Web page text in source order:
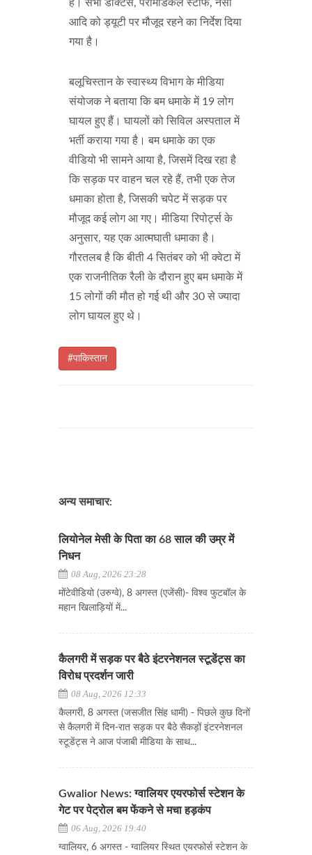
है। सभी डॉक्टर्स, पैरामेडिकल स्टाफ, नर्सों
आदि को ड्यूटी पर मौजूद रहने का निर्देश दिया
गया है।
बलूचिस्तान के स्वास्थ्य विभाग के मीडिया
संयोजक ने बताया कि बम धमाके में 19 लोग
घायल हुए हैं। घायलों को सिविल अस्पताल में
भर्ती कराया गया है। बम धमाके का एक
वीडियो भी सामने आया है, जिसमें दिख रहा है
कि सड़क पर वाहन चल रहे हैं, तभी एक तेज
धमाका होता है, जिसकी चपेट में सड़क पर
मौजूद कई लोग आ गए। मीडिया रिपोर्ट्स के
अनुसार, यह एक आत्मघाती धमाका है।
गौरतलब है कि बीती 4 सितंबर को भी क्वेटा में
एक राजनीतिक रैली के दौरान हुए बम धमाके में
15 लोगों की मौत हो गई थी और 30 से ज्यादा
लोग घायल हुए थे।
#पाकिस्तान
अन्य समाचार:
लियोनेल मेसी के पिता का 68 साल की उम्र में
निधन
08 Aug, 2026 23:28
​​​​​​​मोंटेवीडियो (उरुग्वे), 8 अगस्त (एजेंसी)- विश्व फुटबॉल के
महान खिलाड़ियों में...
कैलगरी में सड़क पर बैठे इंटरनेशनल स्टूडेंट्स का
विरोध प्रदर्शन जारी
08 Aug, 2026 12:33
कैलगरी, 8 अगस्त (जसजीत सिंह धामी) - पिछले कुछ दिनों
से कैलगरी में दिन-रात सड़क पर बैठे सैकड़ों इंटरनेशनल
स्टूडेंट्स ने आज पंजाबी मीडिया के साथ...
Gwalior News: ग्वालियर एयरफोर्स स्टेशन के
गेट पर पेट्रोल बम फेंकने से मचा हड़कंप
06 Aug, 2026 19:40
ग्वालियर, 6 अगस्त - ग्वालियर स्थित एयरफोर्स स्टेशन के